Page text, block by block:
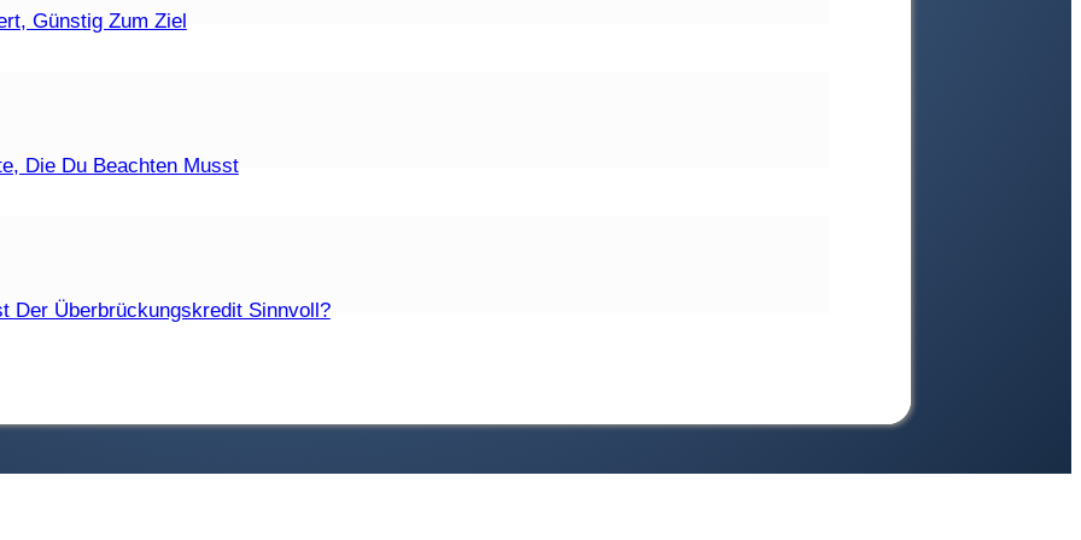
Sind Zulässig?
Eine Fristlose Kündigung?
Unterschiede?
Günstig Zum Ziel
Die Du Beachten Musst
Der Überbrückungskredit Sinnvoll?